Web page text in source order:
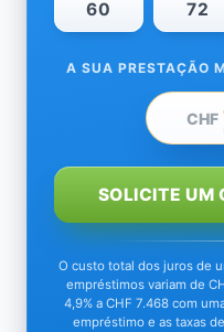
60 72
A SUA PRESTAÇÃO
CHF
SOLICITE UM
O custo total dos juros de
empréstimos variam de
4,9% a CHF 7.468 com
empréstimo e as taxas